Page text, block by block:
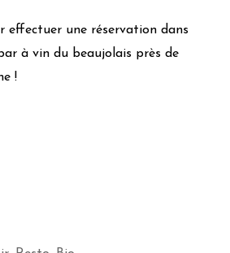
effectuer une réservation dans
à vin du beaujolais près de
!